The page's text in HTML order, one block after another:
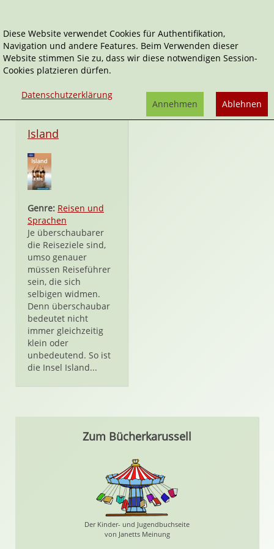
Lonely Planet
Island
Genre: Reisen und
Sprachen
Je überschaubarer
die Reiseziele sind,
umso genauer
müssen Reiseführer
sein, die sich
selbigen widmen.
Denn überschaubar
bedeutet nicht
immer gleichzeitig
klein oder
unbedeutend. So ist
die Insel Island...
Zum Bücherkarussell
Der Kinder- und Jugendbuchseite
von Janetts Meinung
Diese Website verwendet Cookies für Authentifikation,
Navigation und andere Features. Beim Verwenden dieser
Website stimmen Sie zu, dass wir diese notwendigen Session-
Cookies platzieren dürfen.
Datenschutzerklärung
Ablehnen
Annehmen